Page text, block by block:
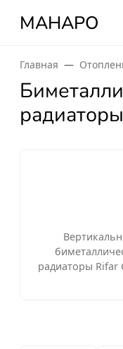
МАНАРО
Главная
радиаторы Rifar